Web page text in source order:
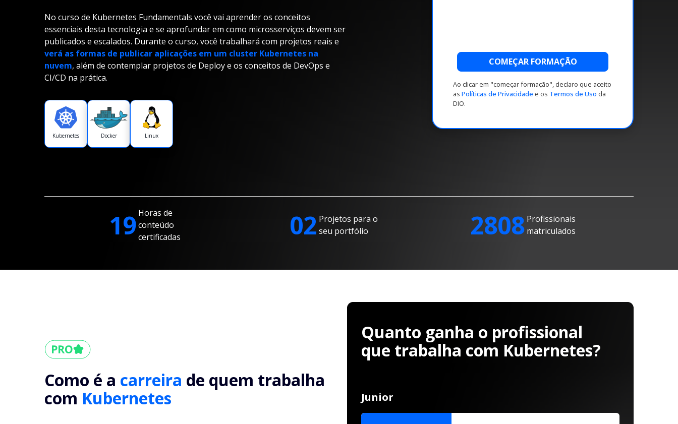
No curso de Kubernetes Fundamentals você vai aprender os conceitos
essenciais desta tecnologia e se aprofundar em como microsserviços devem ser
publicados e escalados. Durante o curso, você trabalhará com projetos reais e
verá as formas de publicar aplicações em um cluster Kubernetes na
nuvem, além de contemplar projetos de Deploy e os conceitos de DevOps e
CI/CD na prática.
Kubernetes Docker Linux
COMEÇAR FORMAÇÃO
Ao clicar em "começar formação", declaro que aceito
as Políticas de Privacidade e os Termos de Uso da
DIO.
19 Horas de
conteúdo
certificadas
02 Projetos para o
seu portfólio
2808 Profissionais
matriculados
Como é a carreira de quem trabalha
com Kubernetes
Quanto ganha o profissional
que trabalha com Kubernetes?
Junior